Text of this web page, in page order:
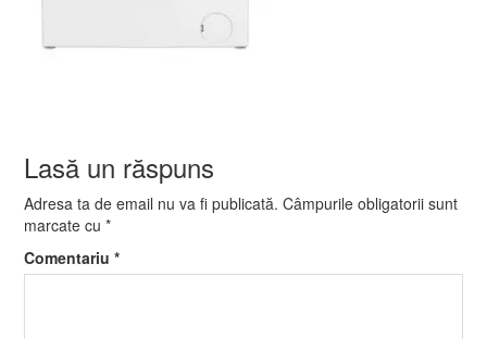
Lasă un răspuns
Adresa ta de email nu va fi publicată. Câmpurile obligatorii sunt
marcate cu*
Comentariu*